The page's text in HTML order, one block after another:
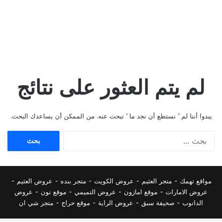
لم يتم العثور على نتائج
يبدوا أننا لم ’ نستطع أن نجد ما ’ تبحث عنه. من الممكن أن يساعدك البحث.
مواقع تهمك - متجر العثيم - عروض الكويت - متجر بنده - عروض العثيم -
عروض الامارات - موقع امازون - عروض التميمي - موقع نون - عروض
الدانوب - صحيفة سبق - عروض الراية - موقع حراج - متجر شي ان